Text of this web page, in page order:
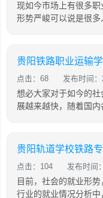
现如今市场上有很多
形势严峻可以说是很
贵阳铁路职业运输
点击：68 发布时间
想必大家对于如今的
展越来越快，随着国
贵阳轨道学校铁路
点击：104 发布时间
目前，社会的就业形
行业的就业情况分析